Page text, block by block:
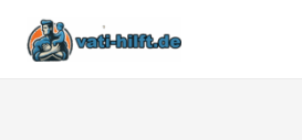
Inhalt
springen